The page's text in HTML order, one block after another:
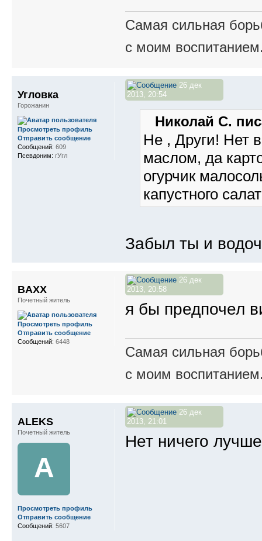
Самая сильная
с моим
26 дек
2013, 20:54
Николай С.
Не , Други! Нет
маслом, да
огурчик
капустного
Забыл ты и
Угловка
Горожанин
Просмотреть профиль
Отправить сообщение
Сообщений: 609
Псевдоним: гУгл
26 дек
2013, 20:58
я бы предпочел
Самая сильная
с моим
BAXX
Почетный житель
Просмотреть профиль
Отправить сообщение
Сообщений: 6448
26 дек
2013, 21:01
Нет ничего
ALEKS
Почетный житель
A
Просмотреть профиль
Отправить сообщение
Сообщений: 5607